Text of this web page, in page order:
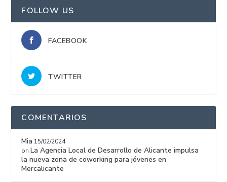
FOLLOW US
FACEBOOK
TWITTER
COMENTARIOS
Mia 15/02/2024
on La Agencia Local de Desarrollo de Alicante impulsa
la nueva zona de coworking para jóvenes en
Mercalicante